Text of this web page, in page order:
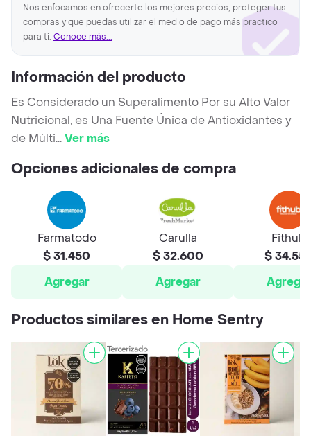
Nos enfocamos en ofrecerte los mejores precios, proteger tus
compras y que puedas utilizar el medio de pago más practico
para ti. Conoce más...
Información del producto
Es Considerado un Superalimento Por su Alto Valor
Nutricional, es Una Fuente Única de Antioxidantes y
de Múlti...Ver más
Opciones adicionales de compra
Farmatodo
$ 31.450
Agregar
Carulla
$ 32.600
Agregar
Fithub
$
Agregar
Productos similares en Home Sentry